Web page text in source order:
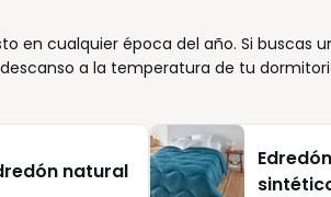
en cualquier época del año. Si buscas
a la temperatura de tu
o habitaciones templadas,
Si quieres un acabado más
Para acertar, conviene
debe cubrir bien sin resultar pesado.
natural
Edredón